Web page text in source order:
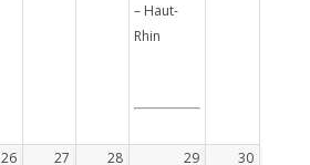
– Haut-
Rhin
26 27 28
29
30